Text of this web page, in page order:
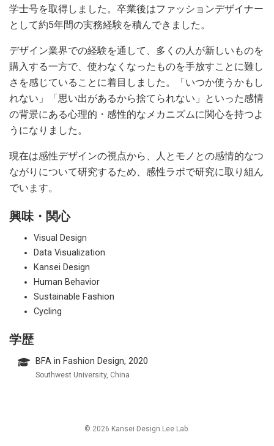
学士号を取得しました。卒業後はファッションデザイナー
として約5年間の実務経験を積んできました。
デザイン業界での経験を通して、多くの人が新しいものを
購入する一方で、使わなくなったものを手放すことに難し
さを感じていることに着目しました。「いつか使うかもし
れない」「思い出があるから捨てられない」といった感情
の背景にある心理的・感性的なメカニズムに関心を持つよ
うになりました。
現在は感性デザインの視点から、人とモノとの感情的なつ
ながりについて研究するため、感性ラボで研究に取り組ん
でいます。
興味・関心
Visual Design
Data Visualization
Kansei Design
Human Behavior
Sustainable Fashion
Cycling
学歴
BFA in Fashion Design, 2020
Southwest University, China
© 2026 Kansei Design Lee Lab.